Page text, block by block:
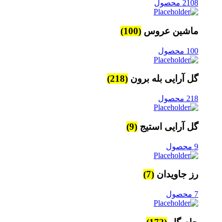
2108 محصول
ماشین عروس (100)
100 محصول
گل آرایی بله برون (218)
218 محصول
گل آرایی استیج (9)
9 محصول
رز جاویدان (7)
7 محصول